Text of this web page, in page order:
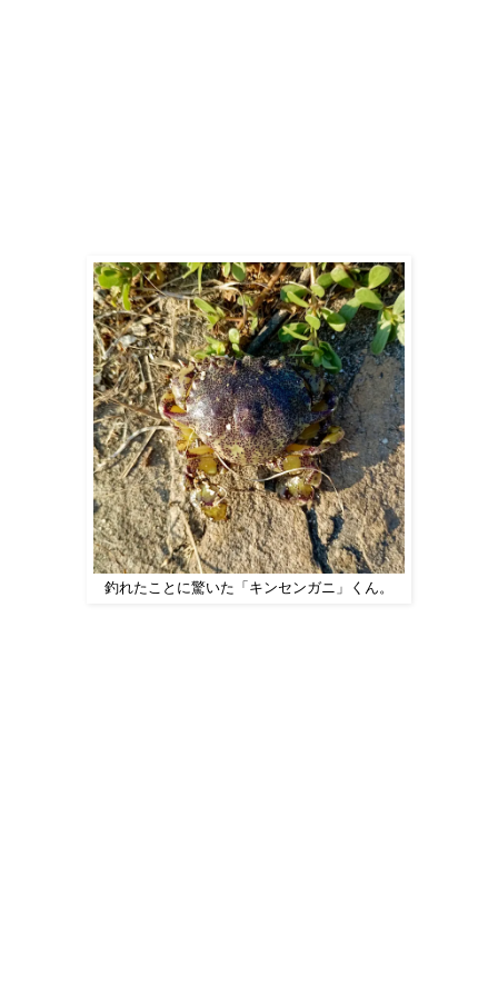
釣れたことに驚いた「キンセンガニ」くん。